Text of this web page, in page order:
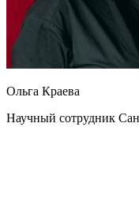
Ольга Краева
Научный сотрудник